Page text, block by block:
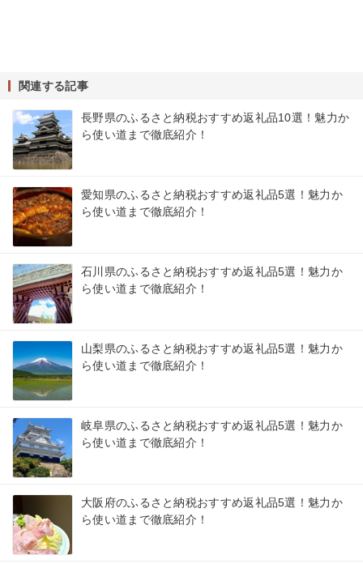
関連する記事
長野県のふるさと納税おすすめ返礼品10選！魅力か
ら使い道まで徹底紹介！
愛知県のふるさと納税おすすめ返礼品5選！魅力か
ら使い道まで徹底紹介！
石川県のふるさと納税おすすめ返礼品5選！魅力か
ら使い道まで徹底紹介！
山梨県のふるさと納税おすすめ返礼品5選！魅力か
ら使い道まで徹底紹介！
岐阜県のふるさと納税おすすめ返礼品5選！魅力か
ら使い道まで徹底紹介！
大阪府のふるさと納税おすすめ返礼品5選！魅力か
ら使い道まで徹底紹介！